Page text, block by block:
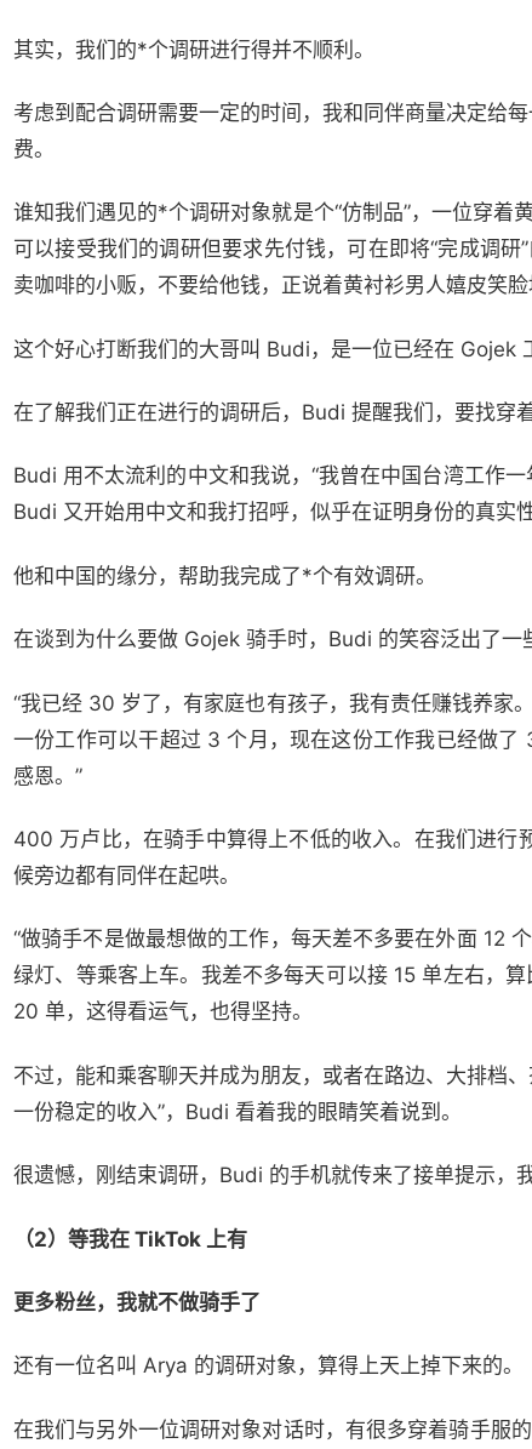
其实，我们的*个调研进行得并不顺利。
考虑到配合调研需要一定的时间，我和同伴商量决定给
费。
谁知我们遇见的*个调研对象就是个“仿制品”，一位穿着
可以接受我们的调研但要求先付钱，可在即将“完成调
卖咖啡的小贩，不要给他钱，正说着黄衬衫男人嬉皮笑脸
这个好心打断我们的大哥叫 Budi，是一位已经在 Gojek
在了解我们正在进行的调研后，Budi 提醒我们，要找穿
Budi 用不太流利的中文和我说，“我曾在中国台湾工作
Budi 又开始用中文和我打招呼，似乎在证明身份的真实
他和中国的缘分，帮助我完成了*个有效调研。
在谈到为什么要做 Gojek 骑手时，Budi 的笑容泛出了一
“我已经 30 岁了，有家庭也有孩子，我有责任赚钱养家
一份工作可以干超过 3 个月，现在这份工作我已经做
感恩。”
400 万卢比，在骑手中算得上不低的收入。在我们进
候旁边都有同伴在起哄。
“做骑手不是做最想做的工作，每天差不多要在外面 12
绿灯、等乘客上车。我差不多每天可以接 15 单左右，
20 单，这得看运气，也得坚持。
不过，能和乘客聊天并成为朋友，或者在路边、大排档
一份稳定的收入”，Budi 看着我的眼睛笑着说到。
很遗憾，刚结束调研，Budi 的手机就传来了接单提示，
（2）等我在 TikTok 上有
更多粉丝， 我就不做骑手了
还有一位名叫 Arya 的调研对象，算得上天上掉下来的。
在我们与另外一位调研对象对话时，有很多穿着骑手服